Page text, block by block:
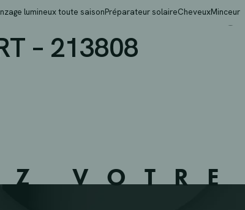
lumineux toute saisonPréparateur solaireCheveuxMinceur
– WATERMAEL-
– 213808